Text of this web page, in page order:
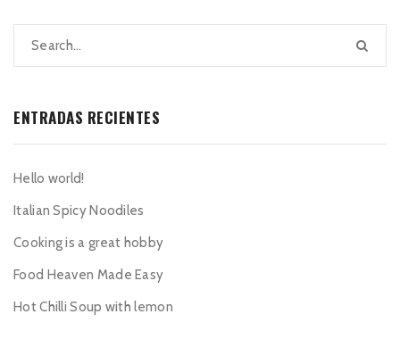
ENTRADAS RECIENTES
Hello world!
Italian Spicy Noodiles
Cooking is a great hobby
Food Heaven Made Easy
Hot Chilli Soup with lemon